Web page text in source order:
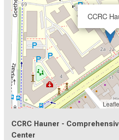
CCRC
CCRC Hauner -
Center